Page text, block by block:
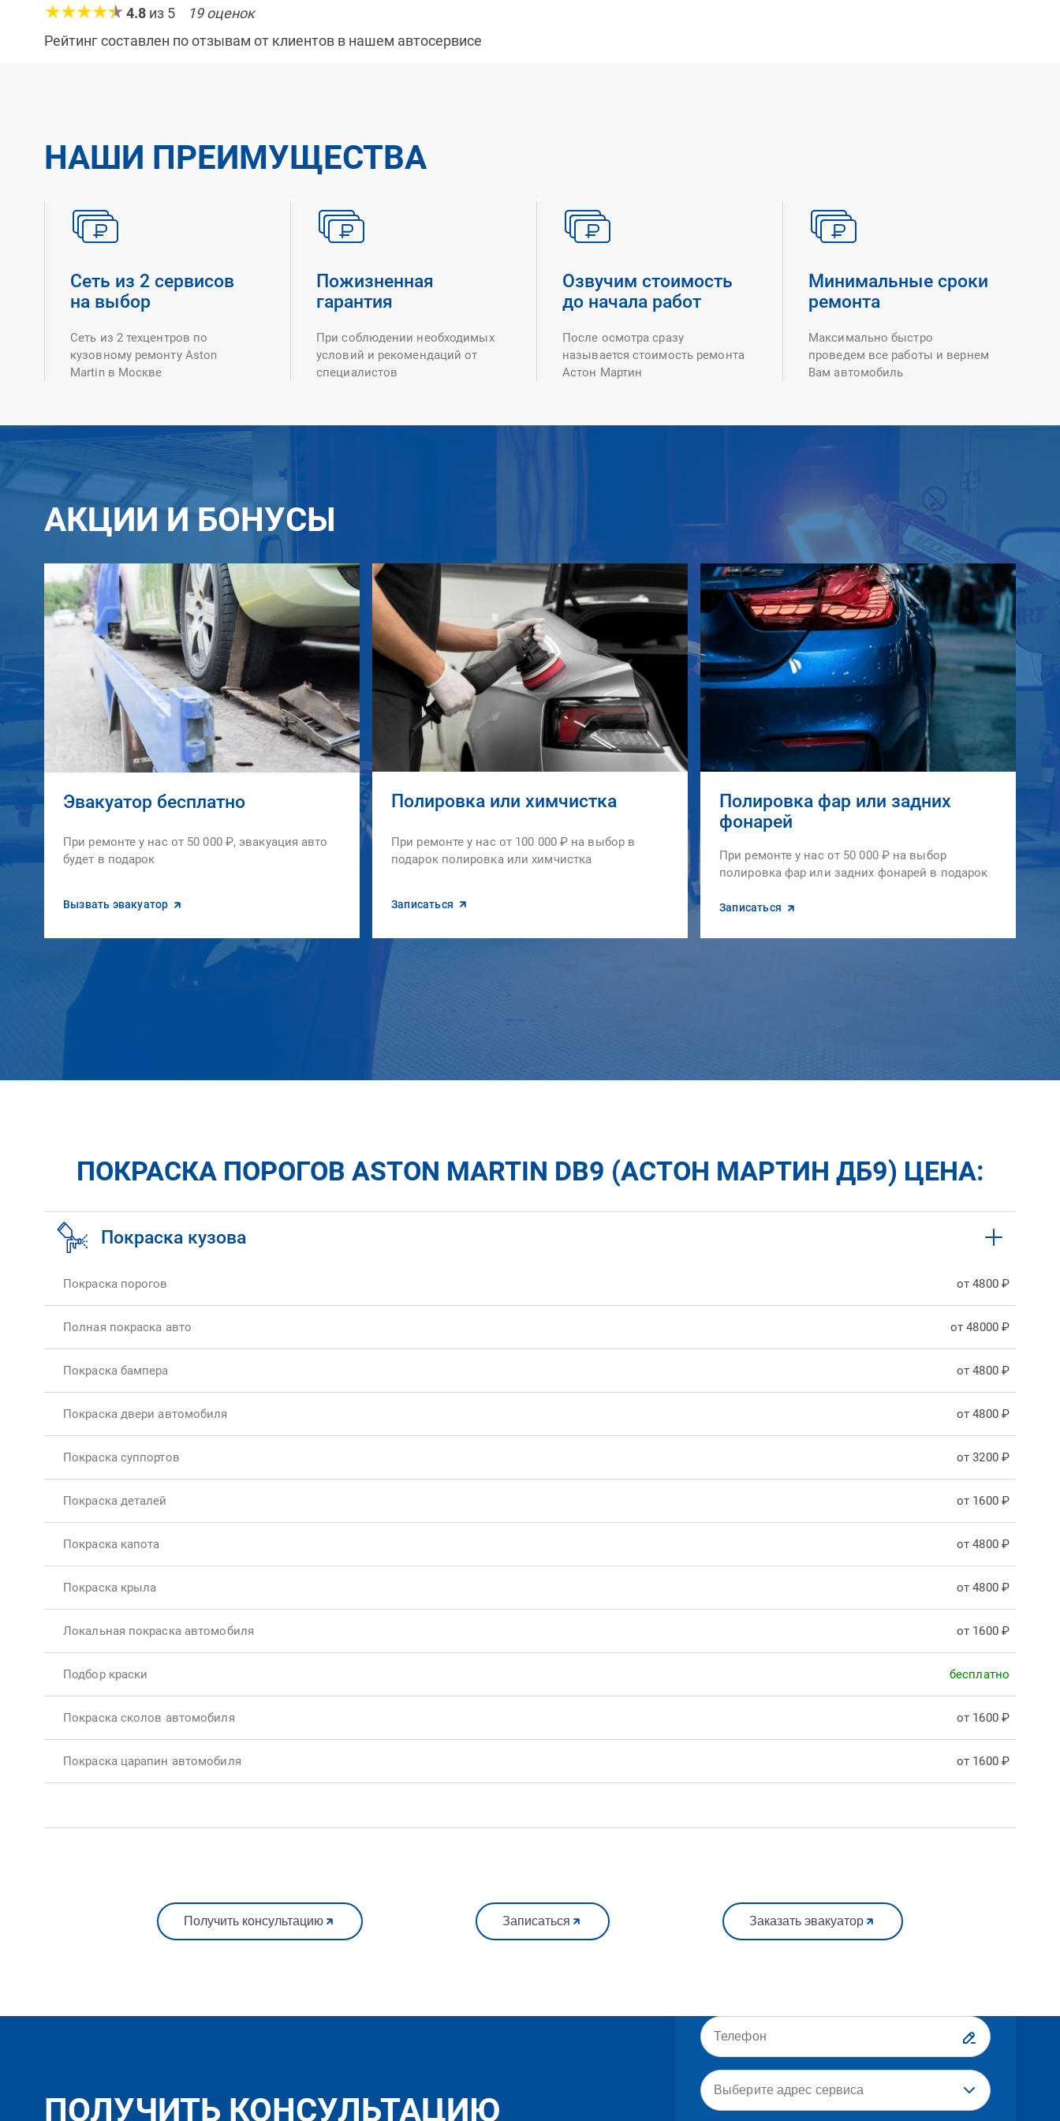
4.8 из 5 19оценок
Рейтинг составлен по отзывам от клиентов в нашем автосервисе
НАШИ ПРЕИМУЩЕСТВА
Сеть из 2 сервисов
на выбор
Сеть из 2 техцентров по
кузовному ремонту Aston
Martin в Москве
Пожизненная
гарантия
При соблюдении необходимых
условий и рекомендаций от
специалистов
Озвучим стоимость
до начала работ
После осмотра сразу
называется стоимость ремонта
Астон Мартин
Минимальные сроки
ремонта
Максимально быстро
проведем все работы и вернем
Вам автомобиль
АКЦИИ И БОНУСЫ
Эвакуатор бесплатно
При ремонте у нас от 50 000 ₽, эвакуация авто
будет в подарок
Вызвать эвакуатор
Полировка или химчистка
При ремонте у нас от 100 000 ₽ на выбор в
подарок полировка или химчистка
Записаться
Полировка фар или задних
фонарей
При ремонте у нас от 50 000 ₽ на выбор
полировка фар или задних фонарей в подарок
Записаться
ПОКРАСКА ПОРОГОВ ASTON MARTIN DB9 (АСТОН МАРТИН ДБ9) ЦЕНА:
Покраска кузова
Покраска порогов от 4800 ₽
Полная покраска авто от 48000 ₽
Покраска бампера от 4800 ₽
Покраска двери автомобиля от 4800 ₽
Покраска суппортов от 3200 ₽
Покраска деталей от 1600 ₽
Покраска капота от 4800 ₽
Покраска крыла от 4800 ₽
Локальная покраска автомобиля от 1600 ₽
Подбор краски бесплатно
Покраска сколов автомобиля от 1600 ₽
Покраска царапин автомобиля от 1600 ₽
Получить консультацию Записаться Заказать эвакуатор
ПОЛУЧИТЬ КОНСУЛЬТАЦИЮ
Выберите адрес сервиса